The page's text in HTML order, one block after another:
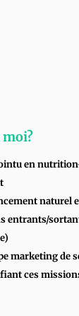
en
naturel
entrants/
marketing de
ces